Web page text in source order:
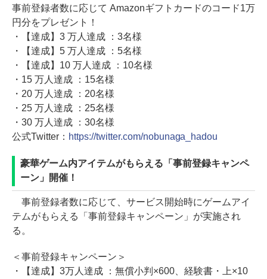
事前登録者数に応じて Amazonギフトカードのコード1万
円分をプレゼント！
・【達成】3 万人達成 ：3名様
・【達成】5 万人達成 ：5名様
・【達成】10 万人達成 ：10名様
・15 万人達成 ：15名様
・20 万人達成 ：20名様
・25 万人達成 ：25名様
・30 万人達成 ：30名様
公式Twitter： https://twitter.com/nobunaga_hadou
豪華ゲーム内アイテムがもらえる「事前登録キャンペ
ーン」開催！
事前登録者数に応じて、サービス開始時にゲームアイ
テムがもらえる「事前登録キャンペーン」が実施され
る。
＜事前登録キャンペーン＞
・【達成】3万人達成 ：無償小判×600、経験書・上×10